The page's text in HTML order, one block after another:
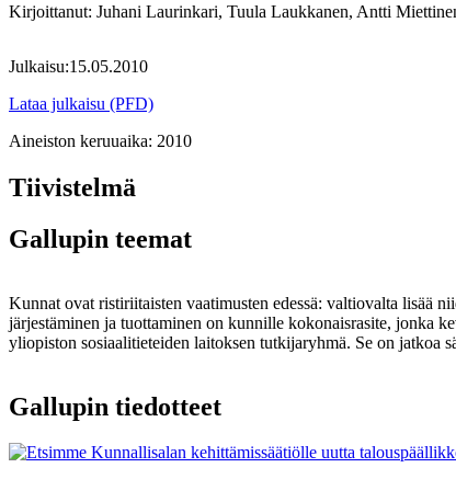
Kirjoittanut: Juhani Laurinkari, Tuula Laukkanen, Antti
Julkaisu:15.05.2010
Lataa julkaisu (PFD)
Aineiston keruuaika: 2010
Tiivistelmä
Gallupin teemat
Kunnat ovat ristiriitaisten vaatimusten edessä: valtiovalta lisää
järjestäminen ja tuottaminen on kunnille kokonaisrasite, jonka
yliopiston sosiaalitieteiden laitoksen tutkijaryhmä. Se on jatkoa
Gallupin tiedotteet